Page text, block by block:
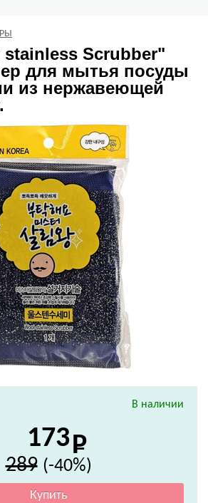
Scrubber"
для мытья посуды
из нержавеющей
В наличии
173
289 (-40%)